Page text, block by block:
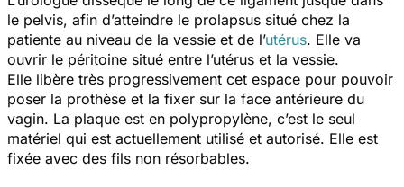
le pelvis, afin d’atteindre le prolapsus situé chez la
patiente au niveau de la vessie et de l’utérus. Elle va
ouvrir le péritoine situé entre l’utérus et la vessie.
Elle libère très progressivement cet espace pour pouvoir
poser la prothèse et la fixer sur la face antérieure du
vagin. La plaque est en polypropylène, c’est le seul
matériel qui est actuellement utilisé et autorisé. Elle est
fixée avec des fils non résorbables.